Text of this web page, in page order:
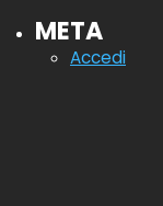
META
Accedi